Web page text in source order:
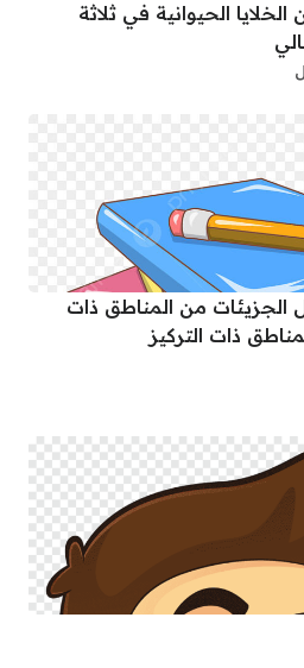
الخلايا الحيوانية في ثلاثة
الجزيئات من المناطق ذات
ذات التركيز